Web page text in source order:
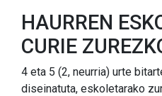
HAURREN
CURIE
4 eta 5 (2, neurria) urte
diseinatuta, eskoletarako